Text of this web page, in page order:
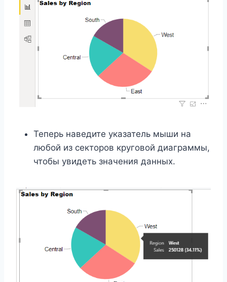
Теперь наведите указатель мыши на
любой из секторов круговой диаграммы,
чтобы увидеть значения данных.